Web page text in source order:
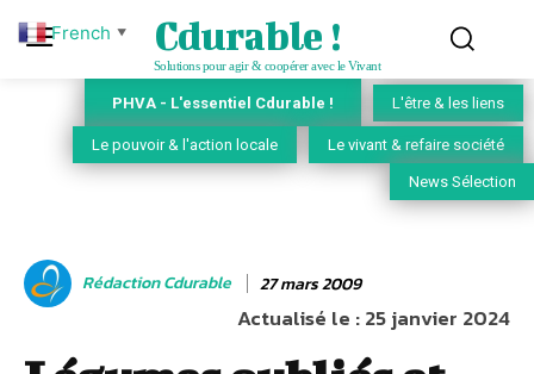
Cdurable !
Solutions pour agir & coopérer avec le Vivant
PHVA - L'essentiel Cdurable ! L'être & les liens
Le pouvoir & l'action locale Le vivant & refaire société
News Sélection
Rédaction Cdurable 27 mars 2009
Actualisé le :25 janvier 2024
French ▼